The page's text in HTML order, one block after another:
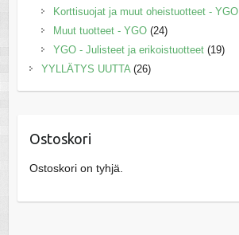
Korttisuojat ja muut oheistuotteet - YGO
Muut tuotteet - YGO (24)
YGO - Julisteet ja erikoistuotteet (19)
YYLLÄTYS UUTTA (26)
Ostoskori
Ostoskori on tyhjä.